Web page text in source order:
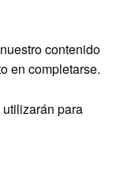
contenido
en completarse.
para